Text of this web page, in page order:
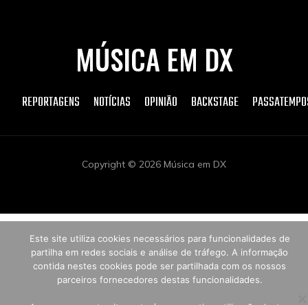
MÚSICA EM DX
REPORTAGENS NOTÍCIAS OPINIÃO BACKSTAGE
Copyright © 2026 Música em DX
Este site utiliza cookies necessários para funcionalidades de
partilha em redes sociais e análise de tráfego. A informação
contida nestes cookies pode ser partilhada com os nossos
parceiros fornecedores destas funcionalidades.